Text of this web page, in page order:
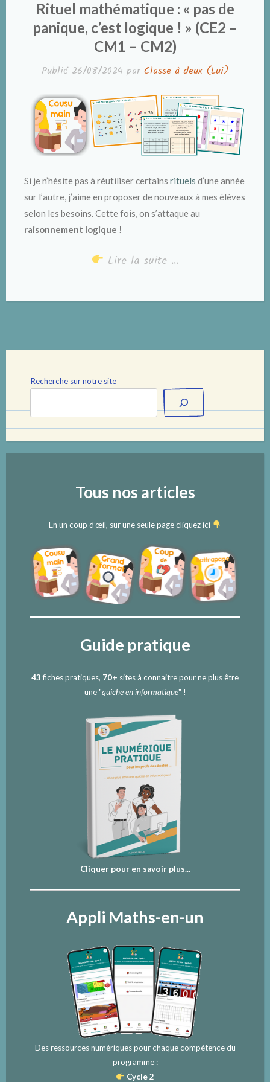
Rituel mathématique : « pas de
panique, c’est logique ! » (CE2 –
CM1 – CM2)
Publié 26/08/2024 par Classe à deux (Lui)
Si je n’hésite pas à réutiliser certains rituels d’une année
sur l’autre, j’aime en proposer de nouveaux à mes élèves
selon les besoins. Cette fois, on s’attaque au
raisonnement logique !
Lire la suite …
Recherche sur notre site
Tous nos articles
En un coup d’œil, sur une seule page cliquez ici
Guide pratique
43fiches pratiques, 70+ sites à connaitre pour ne plus être
une "quiche en informatique" !
Cliquer pour en savoir plus...
Appli Maths-en-un
Des ressources numériques pour chaque compétence du
programme :
Cycle 2